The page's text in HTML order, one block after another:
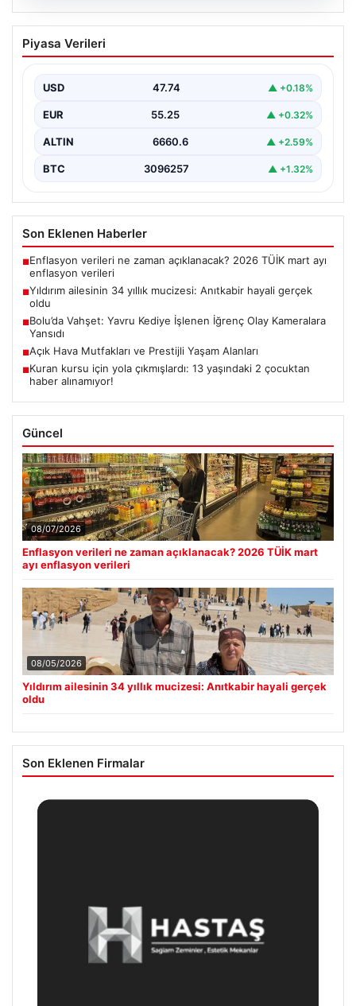
05.08.2026
Yıldırım ailesinin 34 yıllık mucizesi:
Anıtkabir hayali gerçek oldu
Zeynep Yıldırım (59), tam 34 yıl boyunca…
Piyasa Verileri
USD 47.74 ▲ +0.18%
EUR 55.25 ▲ +0.32%
ALTIN 6660.6 ▲ +2.59%
BTC 3096257 ▲ +1.32%
Son Eklenen Haberler
■Enflasyon verileri ne zaman açıklanacak? 2026 TÜİK mart ayı
enflasyon verileri
■Yıldırım ailesinin 34 yıllık mucizesi: Anıtkabir hayali gerçek
oldu
■Bolu’da Vahşet: Yavru Kediye İşlenen İğrenç Olay Kameralara
Yansıdı
■Açık Hava Mutfakları ve Prestijli Yaşam Alanları
■Kuran kursu için yola çıkmışlardı: 13 yaşındaki 2 çocuktan
haber alınamıyor!
Güncel
08/07/2026
Enflasyon verileri ne zaman açıklanacak? 2026 TÜİK mart
ayı enflasyon verileri
08/05/2026
Yıldırım ailesinin 34 yıllık mucizesi: Anıtkabir hayali gerçek
oldu
Son Eklenen Firmalar